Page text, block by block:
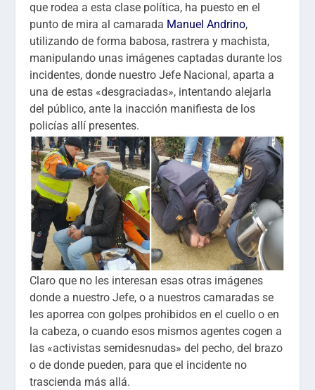
que rodea a esta clase política, ha puesto en el
punto de mira al camarada Manuel Andrino,
utilizando de forma babosa, rastrera y machista,
manipulando unas imágenes captadas durante los
incidentes, donde nuestro Jefe Nacional, aparta a
una de estas «desgraciadas», intentando alejarla
del público, ante la inacción manifiesta de los
policías allí presentes.
Claro que no les interesan esas otras imágenes
donde a nuestro Jefe, o a nuestros camaradas se
les aporrea con golpes prohibidos en el cuello o en
la cabeza, o cuando esos mismos agentes cogen a
las «activistas semidesnudas» del pecho, del brazo
o de donde pueden, para que el incidente no
trascienda más allá.